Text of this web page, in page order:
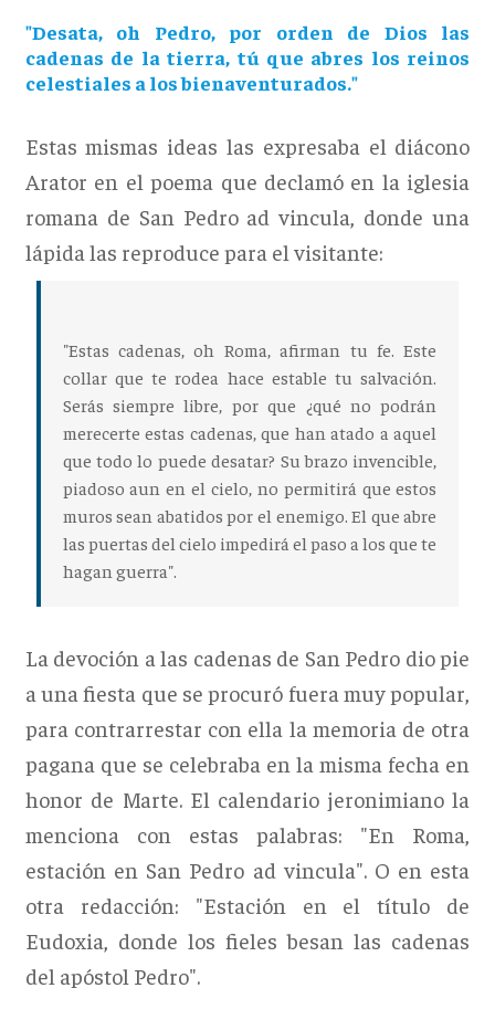
"Desata, oh Pedro, por orden de Dios las
cadenas de la tierra, tú que abres los reinos
celestiales a los bienaventurados."
Estas mismas ideas las expresaba el diácono
Arator en el poema que declamó en la iglesia
romana de San Pedro ad vincula, donde una
lápida las reproduce para el visitante:
"Estas cadenas, oh Roma, afirman tu fe. Este
collar que te rodea hace estable tu salvación.
Serás siempre libre, por que ¿qué no podrán
merecerte estas cadenas, que han atado a aquel
que todo lo puede desatar? Su brazo invencible,
piadoso aun en el cielo, no permitirá que estos
muros sean abatidos por el enemigo. El que abre
las puertas del cielo impedirá el paso a los que te
hagan guerra".
La devoción a las cadenas de San Pedro dio pie
a una fiesta que se procuró fuera muy popular,
para contrarrestar con ella la memoria de otra
pagana que se celebraba en la misma fecha en
honor de Marte. El calendario jeronimiano la
menciona con estas palabras: "En Roma,
estación en San Pedro ad vincula". O en esta
otra redacción: "Estación en el título de
Eudoxia, donde los fieles besan las cadenas
del apóstol Pedro".